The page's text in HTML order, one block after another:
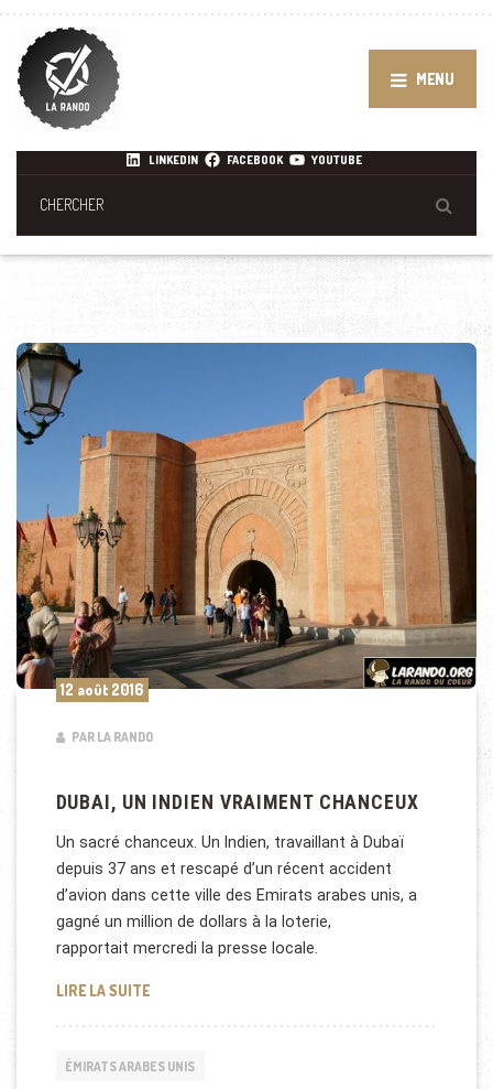
MENU
LINKEDIN FACEBOOK YOUTUBE
12 août 2016
PAR LA RANDO
DUBAI, UN INDIEN VRAIMENT CHANCEUX
Un sacré chanceux. Un Indien, travaillant à Dubaï
depuis 37 ans et rescapé d’un récent accident
d’avion dans cette ville des Emirats arabes unis, a
gagné un million de dollars à la loterie,
rapportait mercredi la presse locale.
LIRE LA SUITEDUBAI, UN INDIEN VRAIMENT CHANCEUX
ÉMIRATS ARABES UNIS